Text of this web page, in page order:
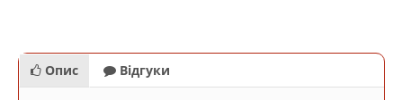
Опис Відгуки